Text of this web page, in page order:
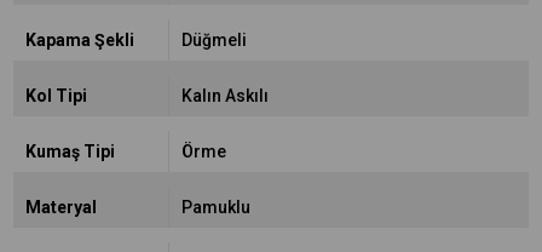
Kapama Şekli Düğmeli
Kol Tipi Kalın Askılı
Kumaş Tipi Örme
Materyal Pamuklu